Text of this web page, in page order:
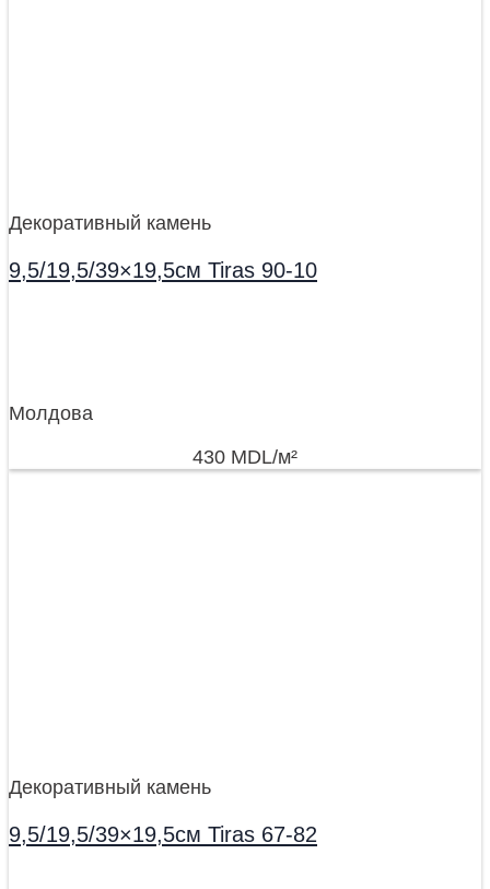
Декоративный камень
9,5/19,5/39×19,5см Tiras 90-10
Молдова
430 MDL/м²
Декоративный камень
9,5/19,5/39×19,5см Tiras 67-82